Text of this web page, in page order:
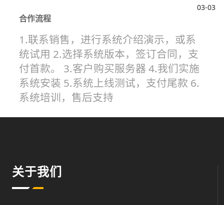
合作流程
03-03
1.联系销售，进行系统介绍演示，或系
统试用 2.选择系统版本，签订合同，支
付首款。 3.客户购买服务器 4.我们实施
系统安装 5.系统上线测试，支付尾款 6.
系统培训，售后支持
关于我们